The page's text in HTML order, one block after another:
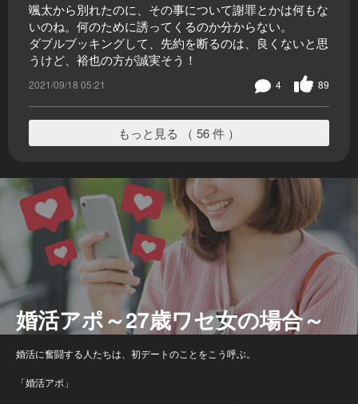
颯太から別れたのに、その事について謝罪とかは何もな
いのね。何のために誘ってくるのか分からない。
ダブルブッキングして、先約を断るのは、良くないと思
うけど、裕也の方が誠実そう！
2021/09/18 05:21 89
4
もっと見る （ 56 件 ）
婚活アポ～27歳ワセ女の場合～
婚活に奮闘する人たちは、初デートのことをこう呼ぶ。
「婚活アポ」